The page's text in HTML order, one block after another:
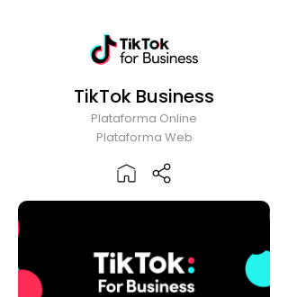
TikTok Business
Plataforma Online
Plataforma Web